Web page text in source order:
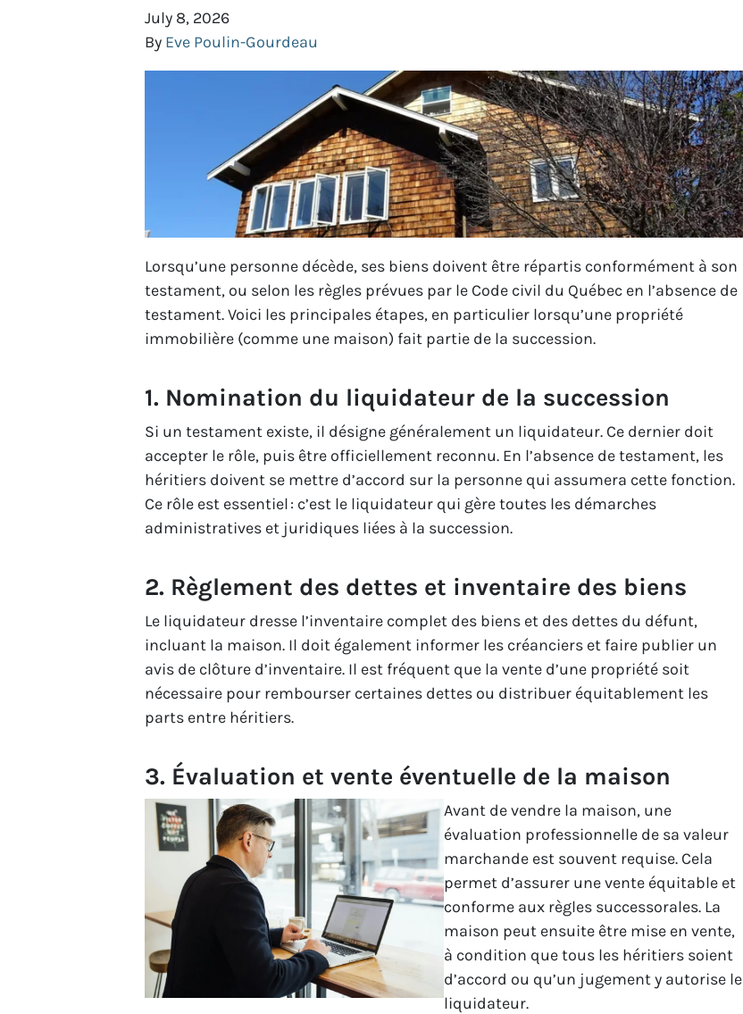
July 8, 2026
By Eve Poulin-Gourdeau
Lorsqu’une personne décède, ses biens doivent être répartis conformément à son
testament, ou selon les règles prévues par le Code civil du Québec en l’absence de
testament. Voici les principales étapes, en particulier lorsqu’une propriété
immobilière (comme une maison) fait partie de la succession.
1. Nomination du liquidateur de la succession
Si un testament existe, il désigne généralement un liquidateur. Ce dernier doit
accepter le rôle, puis être officiellement reconnu. En l’absence de testament, les
héritiers doivent se mettre d’accord sur la personne qui assumera cette fonction.
Ce rôle est essentiel : c’est le liquidateur qui gère toutes les démarches
administratives et juridiques liées à la succession.
2. Règlement des dettes et inventaire des biens
Le liquidateur dresse l’inventaire complet des biens et des dettes du défunt,
incluant la maison. Il doit également informer les créanciers et faire publier un
avis de clôture d’inventaire. Il est fréquent que la vente d’une propriété soit
nécessaire pour rembourser certaines dettes ou distribuer équitablement les
parts entre héritiers.
3. Évaluation et vente éventuelle de la maison
Avant de vendre la maison, une
évaluation professionnelle de sa valeur
marchande est souvent requise. Cela
permet d’assurer une vente équitable et
conforme aux règles successorales. La
maison peut ensuite être mise en vente,
à condition que tous les héritiers soient
d’accord ou qu’un jugement y autorise le
liquidateur.